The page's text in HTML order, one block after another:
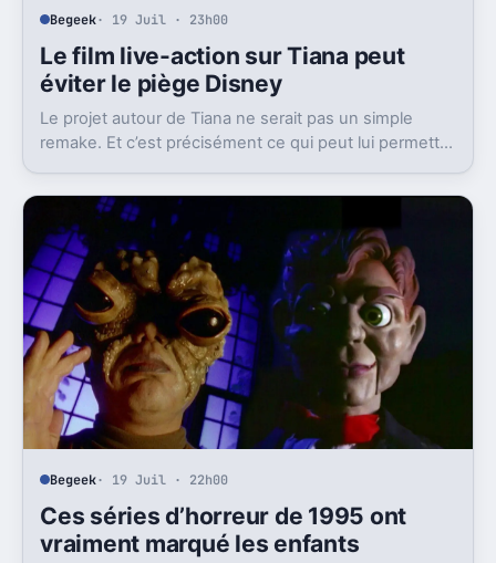
Begeek· 19 Juil · 23h00
Le film live-action sur Tiana peut
éviter le piège Disney
Le projet autour de Tiana ne serait pas un simple
remake. Et c’est précisément ce qui peut lui permettre
Begeek· 19 Juil · 22h00
Ces séries d’horreur de 1995 ont
vraiment marqué les enfants